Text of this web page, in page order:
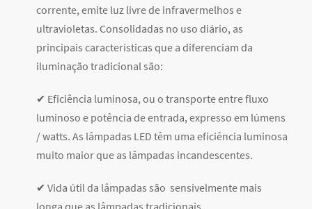
corrente, emite luz livre de infravermelhos e
ultravioletas. Consolidadas no uso diário, as
principais características que a diferenciam da
iluminação tradicional são:
✔ Eficiência luminosa, ou o transporte entre fluxo
luminoso e potência de entrada, expresso em lúmens
/ watts. As lâmpadas LED têm uma eficiência luminosa
muito maior que as lâmpadas incandescentes.
✔ Vida útil da lâmpadas são sensivelmente mais
longa que as lâmpadas tradicionais.